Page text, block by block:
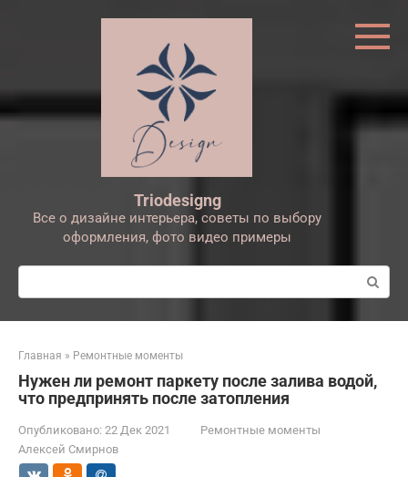
Triodesigng
Все о дизайне интерьера, советы по выбору
оформления, фото видео примеры
Поиск:
Главная » Ремонтные моменты
Нужен ли ремонт паркету после залива водой,
что предпринять после затопления
Опубликовано: 22 Дек 2021
Ремонтные моменты
Алексей Смирнов